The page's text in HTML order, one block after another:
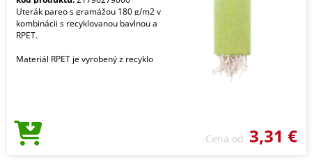
Uterák pareo s gramážou 180 g/m2 v
kombinácii s recyklovanou bavlnou a
RPET.
Materiál RPET je vyrobený z recyklo
Cena od 3,31 €